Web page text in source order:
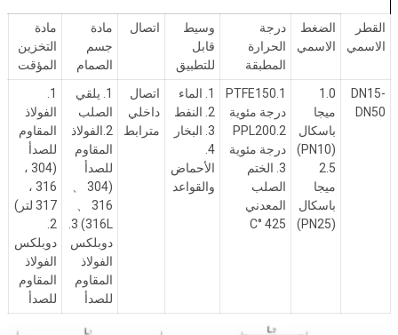
القطر
الاسمي
الضغط
الاسمي
درجة
الحرارة
المطبقة
وسيط
قابل
للتطبيق
اتصال
مادة
جسم
الصمام
مادة
التخزين
المؤقت
DN15-
DN50
1.0
ميجا
باسكال
(PN10)
2.5
ميجا
باسكال
(PN25)
1.PTFE150
درجة مئوية
2.PPL200
درجة مئوية
3. الختم
الصلب
المعدني
425
°C
1. الماء
2. النفط
3. البخار
الأحماض
والقواعد
اتصال
داخلي
مترابط
1. يلقي
الصلب
2.الفولاذ
المقاوم
للصدأ
(304
316
دوبلكس
الفولاذ
المقاوم
للصدأ
الفولاذ
المقاوم
للصدأ
(304
،
316 ،
317 لتر)
دوبلكس
الفولاذ
المقاوم
للصدأ